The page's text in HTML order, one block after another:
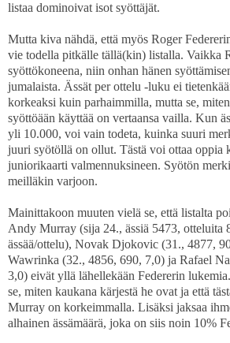
listaa dominoivat isot syöttäjät.
Mutta kiva nähdä, että myös Roger
vie todella pitkälle tällä(kin) listalla. Vaikka
syöttökoneena, niin onhan hänen
jumalaista. Ässät per ottelu -luku ei
korkeaksi kuin parhaimmilla, mutta se,
syöttöään käyttää on vertaansa vailla. Kun
yli 10.000, voi vain todeta, kuinka suuri
juuri syötöllä on ollut. Tästä voi ottaa oppia
juniorikaarti valmennuksineen. Syötön
meilläkin varjoon.
Mainittakoon muuten vielä se, että listalta
Andy Murray (sija 24., ässiä 5473, otteluita
ässää/ottelu), Novak Djokovic (31., 4877,
Wawrinka (32., 4856, 690, 7,0) ja Rafael
3,0) eivät yllä lähellekään Federerin
se, miten kaukana kärjestä he ovat ja että
Murray on korkeimmalla. Lisäksi jaksaa
alhainen ässämäärä, joka on siis noin 10%